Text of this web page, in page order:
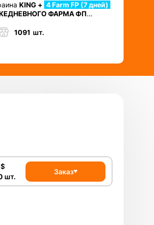
KING + 4 Farm FP (7 дней)
ФАРМА ФП
1091 шт.
$
шт.
Заказ